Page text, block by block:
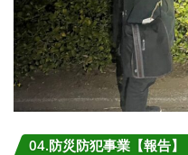
04.防災防犯事業【報告】